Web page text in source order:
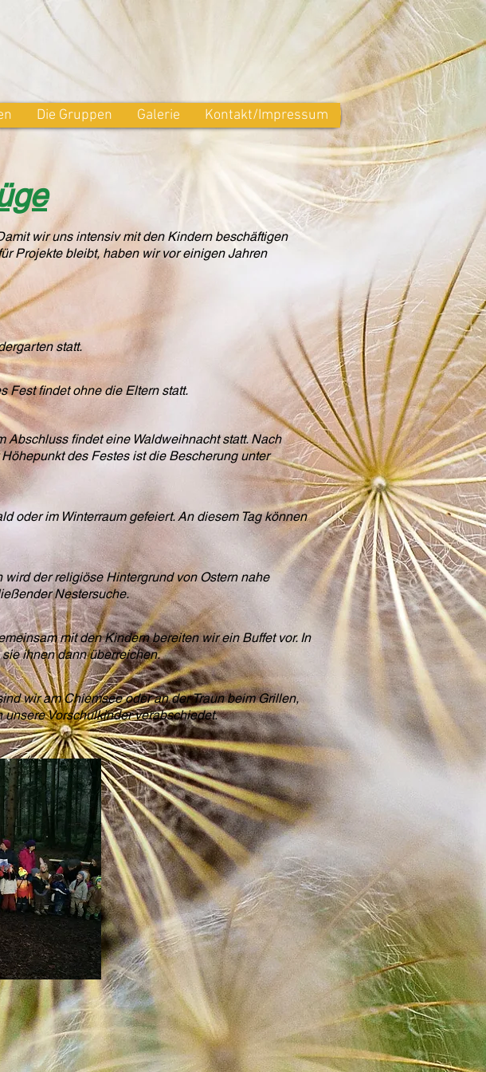
Die Gruppen Galerie Kontakt/Impressum
wir uns intensiv mit den Kindern beschäftigen
Projekte bleibt, haben wir vor einigen Jahren
statt.
Fest findet ohne die Eltern statt.
findet eine Waldweihnacht statt. Nach
des Festes ist die Bescherung unter
oder im Winterraum gefeiert. An diesem Tag können
der religiöse Hintergrund von Ostern nahe
Nestersuche.
mit den Kindern bereiten wir ein Buffet vor. In
ihnen dann überreichen.
wir am Chiemsee oder an der Traun beim Grillen,
Vorschulkinder verabschiedet.